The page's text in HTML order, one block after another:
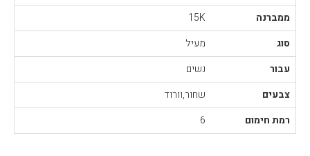
ממברנה
15K
סוג
מעיל
עבור
נשים
צבעים
שחור,וורוד
רמת חימום
6